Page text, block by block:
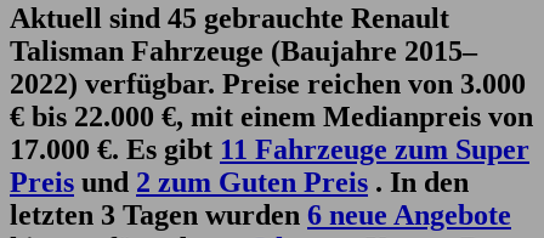
Aktuell sind 45 gebrauchte Renault
Talisman Fahrzeuge (Baujahre 2015–
2022) verfügbar. Preise reichen von 3.000
€ bis 22.000 €, mit einem Medianpreis von
17.000 €. Es gibt 11 Fahrzeuge zum Super
Preis und 2 zum Guten Preis . In den
letzten 3 Tagen wurden 6 neue Angebote